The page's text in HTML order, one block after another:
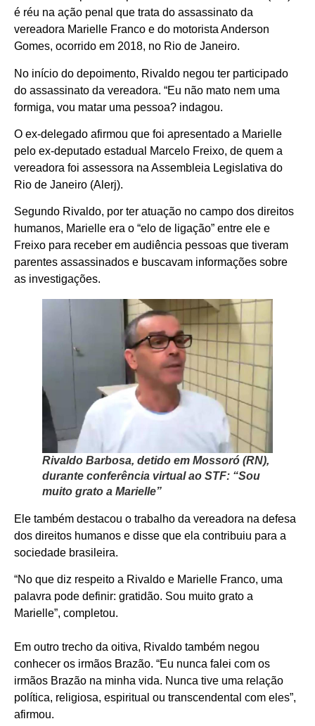
é réu na ação penal que trata do assassinato da
vereadora Marielle Franco e do motorista Anderson
Gomes, ocorrido em 2018, no Rio de Janeiro.
No início do depoimento, Rivaldo negou ter participado
do assassinato da vereadora. “Eu não mato nem uma
formiga, vou matar uma pessoa? indagou.
O ex-delegado afirmou que foi apresentado a Marielle
pelo ex-deputado estadual Marcelo Freixo, de quem a
vereadora foi assessora na Assembleia Legislativa do
Rio de Janeiro (Alerj).
Segundo Rivaldo, por ter atuação no campo dos direitos
humanos, Marielle era o “elo de ligação” entre ele e
Freixo para receber em audiência pessoas que tiveram
parentes assassinados e buscavam informações sobre
as investigações.
Rivaldo Barbosa, detido em Mossoró (RN),
durante conferência virtual ao STF: “Sou
muito grato a Marielle”
Ele também destacou o trabalho da vereadora na defesa
dos direitos humanos e disse que ela contribuiu para a
sociedade brasileira.
“No que diz respeito a Rivaldo e Marielle Franco, uma
palavra pode definir: gratidão. Sou muito grato a
Marielle”, completou.
Em outro trecho da oitiva, Rivaldo também negou
conhecer os irmãos Brazão. “Eu nunca falei com os
irmãos Brazão na minha vida. Nunca tive uma relação
política, religiosa, espiritual ou transcendental com eles”,
afirmou.